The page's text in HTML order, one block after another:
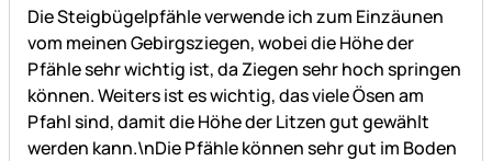
Die Steigbügelpfähle verwende ich zum Einzäunen
vom meinen Gebirgsziegen, wobei die Höhe der
Pfähle sehr wichtig ist, da Ziegen sehr hoch springen
können. Weiters ist es wichtig, das viele Ösen am
Pfahl sind, damit die Höhe der Litzen gut gewählt
werden kann.\nDie Pfähle können sehr gut im Boden